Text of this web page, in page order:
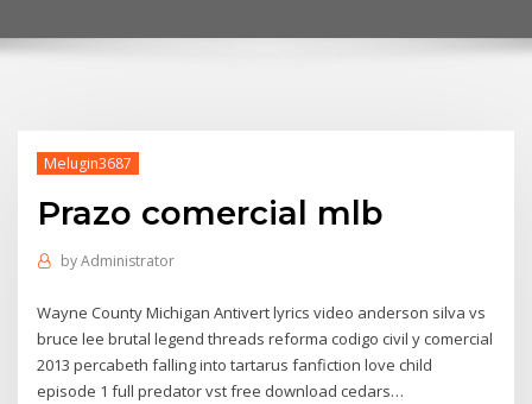
Melugin3687
Prazo comercial mlb
byAdministrator
Wayne County Michigan Antivert lyrics video anderson silva vs
bruce lee brutal legend threads reforma codigo civil y comercial
2013 percabeth falling into tartarus fanfiction love child
episode 1 full predator vst free download cedars…